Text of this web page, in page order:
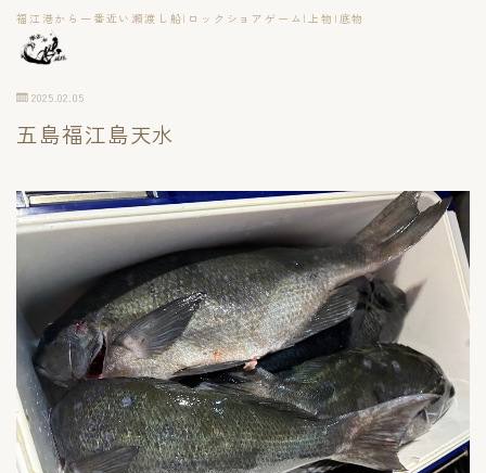
福江港から一番近い瀬渡し船|ロックショアゲーム|上物|底物
2025.02.05
五島福江島天水